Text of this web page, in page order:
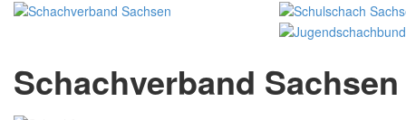
Schachverband Sachsen